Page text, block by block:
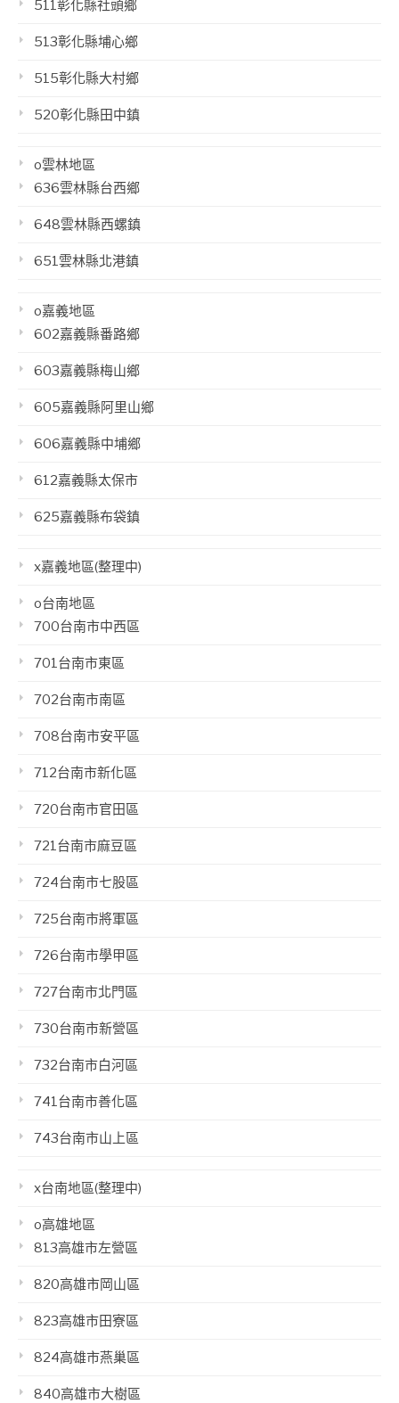
511彰化縣社頭鄉
513彰化縣埔心鄉
515彰化縣大村鄉
520彰化縣田中鎮
o雲林地區
636雲林縣台西鄉
648雲林縣西螺鎮
651雲林縣北港鎮
o嘉義地區
602嘉義縣番路鄉
603嘉義縣梅山鄉
605嘉義縣阿里山鄉
606嘉義縣中埔鄉
612嘉義縣太保市
625嘉義縣布袋鎮
x嘉義地區(整理中)
o台南地區
700台南市中西區
701台南市東區
702台南市南區
708台南市安平區
712台南市新化區
720台南市官田區
721台南市麻豆區
724台南市七股區
725台南市將軍區
726台南市學甲區
727台南市北門區
730台南市新營區
732台南市白河區
741台南市善化區
743台南市山上區
x台南地區(整理中)
o高雄地區
813高雄市左營區
820高雄市岡山區
823高雄市田寮區
824高雄市燕巢區
840高雄市大樹區